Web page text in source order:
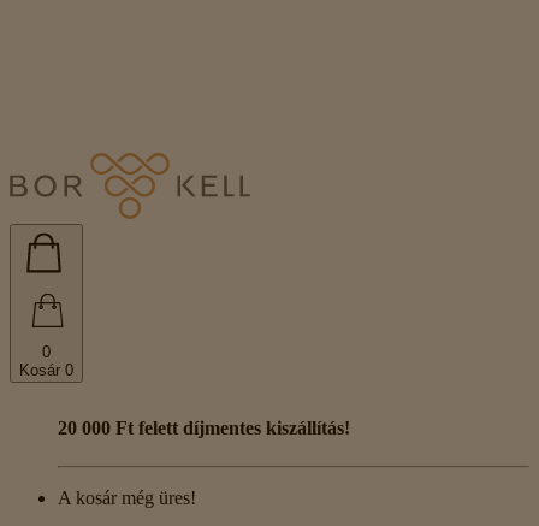
0
Kosár 0
20 000 Ft felett díjmentes kiszállítás!
A kosár még üres!